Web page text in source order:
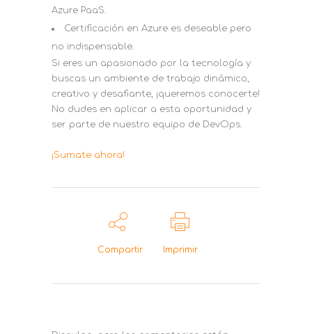
Azure PaaS.
Certificación en Azure es deseable pero
no indispensable.
Si eres un apasionado por la tecnología y
buscas un ambiente de trabajo dinámico,
creativo y desafiante, ¡queremos conocerte!
No dudes en aplicar a esta oportunidad y
ser parte de nuestro equipo de DevOps.
¡Sumate ahora!
Compartir Imprimir